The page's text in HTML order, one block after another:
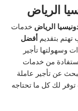
الرياض
الرياض خدمات
تهتم بتقديمأفضل
وسهولتها تأجير
من خدمات
عن تأجير عاملة
توفر لك كل ما تحتاجه